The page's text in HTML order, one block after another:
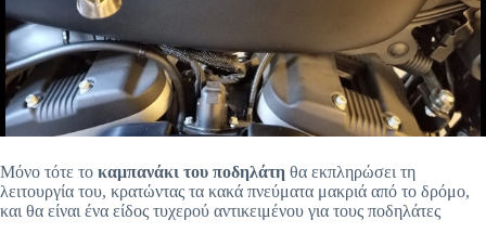
Μόνο τότε το καμπανάκι του ποδηλάτη θα εκπληρώσει τη
λειτουργία του, κρατώντας τα κακά πνεύματα μακριά από το δρόμο,
και θα είναι ένα είδος τυχερού αντικειμένου για τους ποδηλάτες